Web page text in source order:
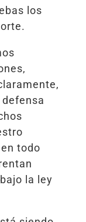
los
todo
la ley